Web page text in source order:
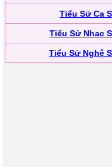
Tiểu Sử Ca
Tiểu Sử Nhạc
Tiểu Sử Nghệ